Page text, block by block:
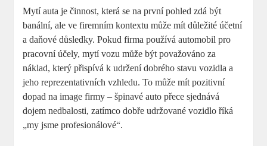
Mytí auta je činnost, která se na první pohled zdá být
banální, ale ve firemním kontextu může mít důležité účetní
a daňové důsledky. Pokud firma používá automobil pro
pracovní účely, mytí vozu může být považováno za
náklad, který přispívá k udržení dobrého stavu vozidla a
jeho reprezentativních vzhledu. To může mít pozitivní
dopad na image firmy – špinavé auto přece sjednává
dojem nedbalosti, zatímco dobře udržované vozidlo říká
„my jsme profesionálové“.